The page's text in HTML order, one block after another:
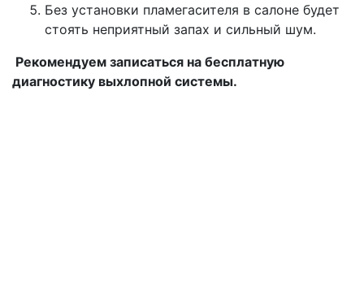
Без установки пламегасителя в салоне будет
стоять неприятный запах и сильный шум.
Рекомендуем записаться на бесплатную
диагностику выхлопной системы.